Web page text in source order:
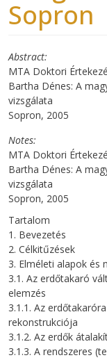
Sopron
Abstract
MTA Doktori
Bartha Dénes: A
vizsgálata
Sopron, 2005
Notes
MTA Doktori
Bartha Dénes: A
vizsgálata
Sopron, 2005
Tartalom
1. Bevezetés
2. Célkitűzések
3. Elméleti alapok és
3.1. Az erdőtakaró
elemzés
3.1.1. Az
rekonstrukciója
3.1.2. Az erdők
3.1.3. A rendszeres